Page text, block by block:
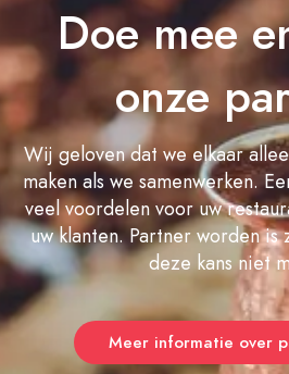
Doe mee
onze
Wij geloven dat we elkaar
maken als we samenwerken.
veel voordelen voor uw
uw klanten. Partner worden
deze kans niet
Meer informatie over